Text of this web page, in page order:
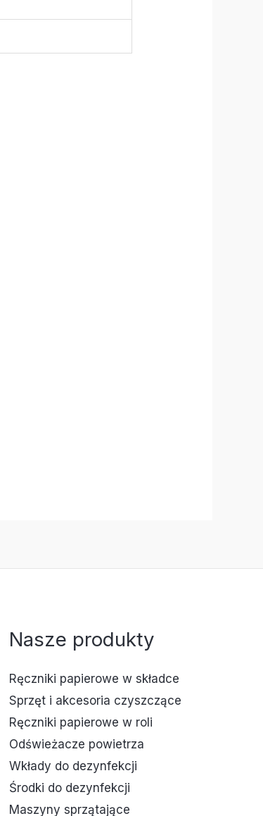
Nasze produkty
Ręczniki papierowe w składce
Sprzęt i akcesoria czyszczące
Ręczniki papierowe w roli
Odświeżacze powietrza
Wkłady do dezynfekcji
Środki do dezynfekcji
Maszyny sprzątające